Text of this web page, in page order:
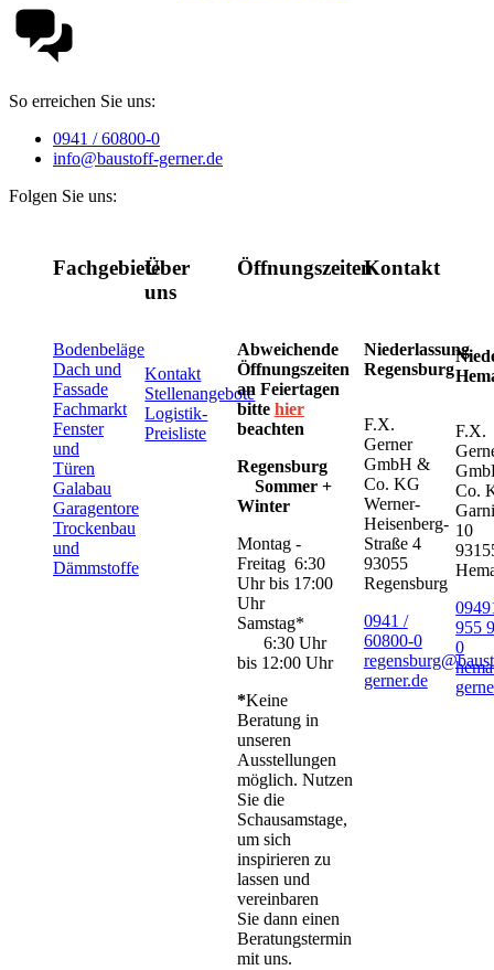
So erreichen Sie uns:
0941 / 60800-0
info@baustoff-gerner.de
Folgen Sie uns:
Fachgebiete
Bodenbeläge
Dach und
Fassade
Fachmarkt
Fenster
und
Türen
Galabau
Garagentore
Trockenbau
und
Dämmstoffe
Über
uns
Kontakt
Stellenangebote
Logistik-
Preisliste
Öffnungszeiten
Abweichende
Öffnungszeiten
an Feiertagen
bitte hier
beachten
Regensburg
Sommer +
Winter
Montag -
Freitag 6:30
Uhr bis 17:00
Uhr
Samstag*
6:30 Uhr
bis 12:00 Uhr
*Keine
Beratung in
unseren
Ausstellungen
möglich. Nutzen
Sie die
Schausamstage,
um sich
inspirieren zu
lassen und
vereinbaren
Sie dann einen
Beratungstermin
mit uns.
Kontakt
Niederlassung
Regensburg
F.X.
Gerner
GmbH &
Co. KG
Werner-
Heisenberg-
Straße 4
93055
Regensburg
0941 /
60800-0
gerner.de
F.X.
Co.
10
955
0